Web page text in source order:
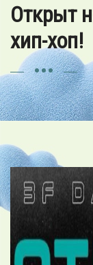
Открыт
хип-хоп!